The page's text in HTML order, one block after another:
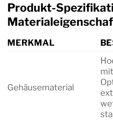
Produkt-
MERKMAL
Gehäusematerial